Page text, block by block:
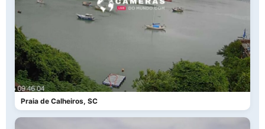
Praia de Calheiros, SC